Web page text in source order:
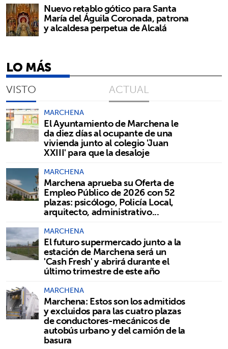
Nuevo retablo gótico para Santa
María del Águila Coronada, patrona
y alcaldesa perpetua de Alcalá
LO MÁS
VISTO ACTUAL
MARCHENA
El Ayuntamiento de Marchena le
da diez días al ocupante de una
vivienda junto al colegio 'Juan
XXIII' para que la desaloje
MARCHENA
Marchena aprueba su Oferta de
Empleo Público de 2026 con 52
plazas: psicólogo, Policía Local,
arquitecto, administrativo...
MARCHENA
El futuro supermercado junto a la
estación de Marchena será un
'Cash Fresh' y abrirá durante el
último trimestre de este año
MARCHENA
Marchena: Estos son los admitidos
y excluidos para las cuatro plazas
de conductores-mecánicos de
autobús urbano y del camión de la
basura